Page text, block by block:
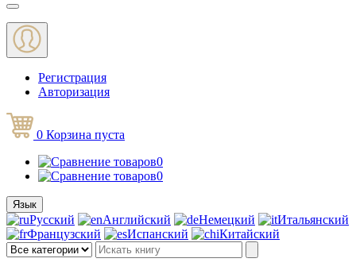
Меню
Регистрация
Авторизация
0 Корзина пуста
0
0
Язык
Русский Английский Немецкий
Итальянский
Французский
Испанский Китайский